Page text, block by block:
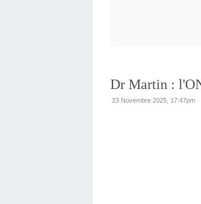
Dr Martin :
23 Novembre 2025, 17:47pm